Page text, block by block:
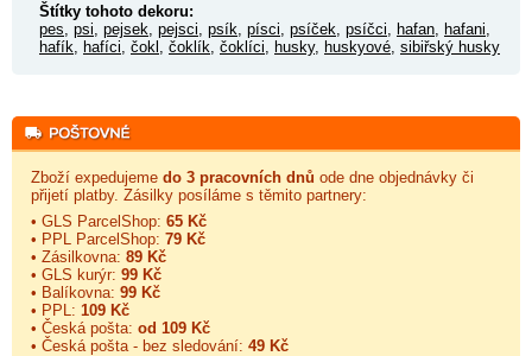
Štítky tohoto dekoru:
pes psi pejsek pejsci psík písci psíček psíčci hafan hafani
hafík hafíci čokl čoklík čoklíci husky, huskyové sibiřský husky
Zboží expedujeme do 3 pracovních dnů ode dne objednávky či
přijetí platby. Zásilky posíláme s těmito partnery:
• GLS ParcelShop: 65 Kč
• PPL ParcelShop: 79 Kč
• Zásilkovna: 89 Kč
• GLS kurýr: 99 Kč
• Balíkovna: 99 Kč
• PPL: 109 Kč
• Česká pošta: od 109 Kč
• Česká pošta - bez sledování: 49 Kč